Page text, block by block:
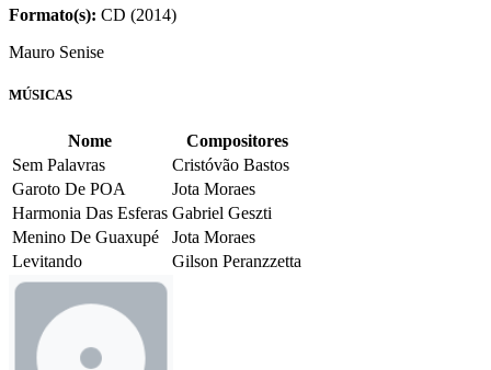
Formato(s): CD (2014)
Mauro Senise
MÚSICAS
Nome
Compositores
Sem Palavras
Cristóvão Bastos
Garoto De POA
Jota Moraes
Harmonia Das Esferas Gabriel Geszti
Menino De Guaxupé
Jota Moraes
Levitando
Gilson Peranzzetta